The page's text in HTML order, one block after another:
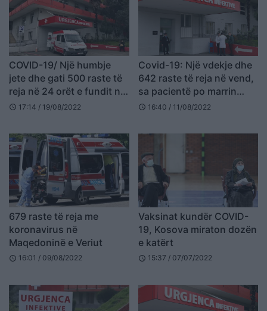
COVID-19/ Një humbje
jete dhe gati 500 raste të
reja në 24 orët e fundit në
vend
schedule 17:14 / 19/08/2022
Covid-19: Një vdekje dhe
642 raste të reja në vend,
sa pacientë po marrin
trajtim spitalor
schedule 16:40 / 11/08/2022
679 raste të reja me
koronavirus në
Maqedoninë e Veriut
schedule 16:01 / 09/08/2022
Vaksinat kundër COVID-
19, Kosova miraton dozën
e katërt
schedule 15:37 / 07/07/2022